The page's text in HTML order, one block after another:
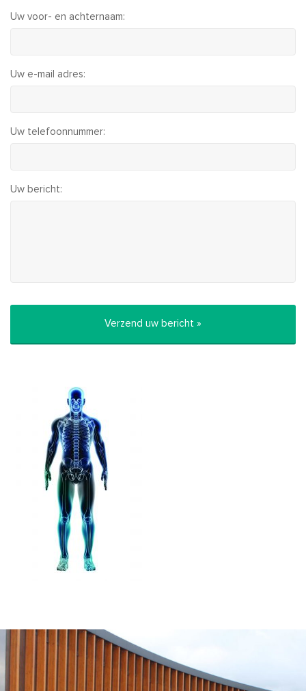
Uw voor- en achternaam:
Uw e-mail adres:
Uw telefoonnummer:
Uw bericht: